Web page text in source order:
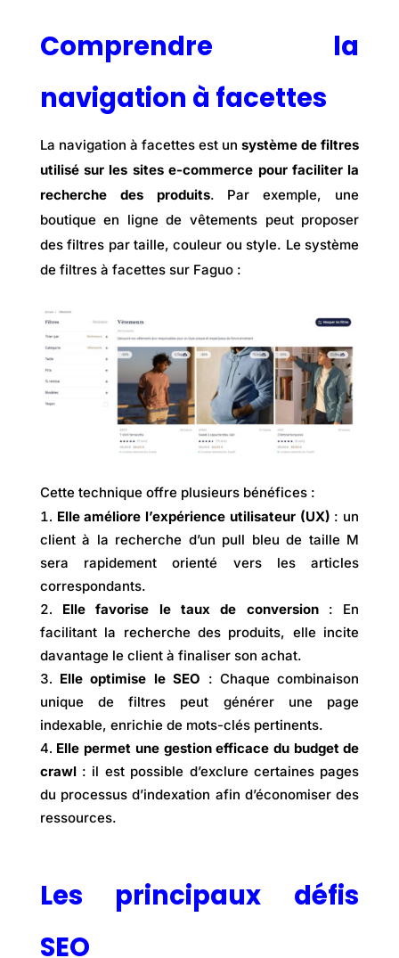
Comprendre la
navigation à facettes
La navigation à facettes est un système de filtres
utilisé sur les sites e-commerce pour faciliter la
recherche des produits. Par exemple, une
boutique en ligne de vêtements peut proposer
des filtres par taille, couleur ou style. Le système
de filtres à facettes sur Faguo :
Cette technique offre plusieurs bénéfices :
Elle améliore l’expérience utilisateur (UX) : un
client à la recherche d’un pull bleu de taille M
sera rapidement orienté vers les articles
correspondants.
Elle favorise le taux de conversion: En
facilitant la recherche des produits, elle incite
davantage le client à finaliser son achat.
Elle optimise le SEO : Chaque combinaison
unique de filtres peut générer une page
indexable, enrichie de mots-clés pertinents.
Elle permet une gestion efficace du budget de
crawl: il est possible d’exclure certaines pages
du processus d’indexation afin d’économiser des
ressources.
Les principaux défis
SEO